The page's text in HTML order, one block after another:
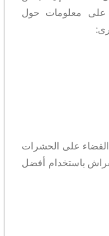
على معلومات حول
على الحشرات
باستخدام أفضل